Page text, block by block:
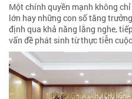
Một chính quyền mạnh không
lớn hay những con số tăng
định qua khả năng lắng nghe,
vấn đề phát sinh từ thực tiễn